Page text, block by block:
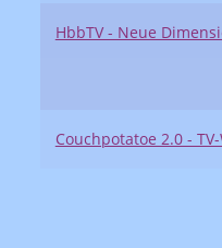
HbbTV - Neue
Couchpotatoe 2.0 -